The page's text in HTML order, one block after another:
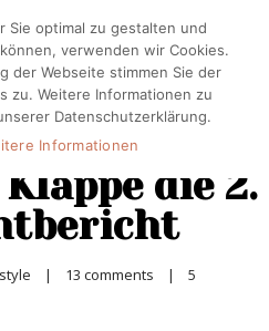
die 2.
| 13 comments |
5
Sie optimal zu gestalten und
verwenden wir Cookies.
der Webseite stimmen Sie der
zu. Weitere Informationen zu
Datenschutzerklärung.
Informationen